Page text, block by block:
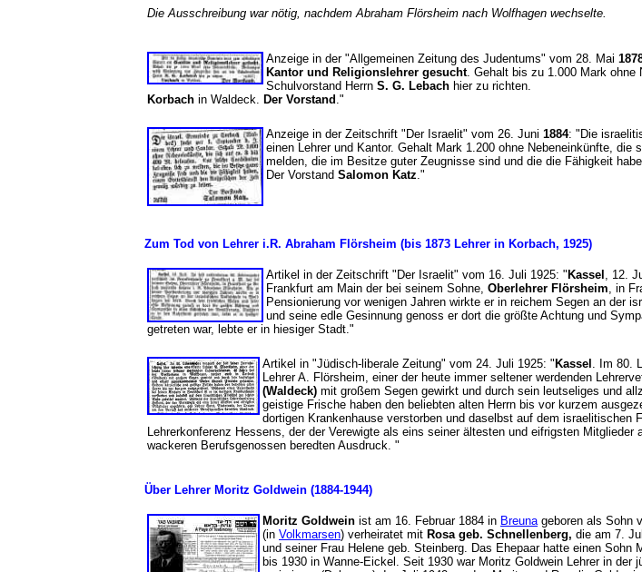
Die Ausschreibung war nötig, nachdem Abraham Flörsheim nach Wolfhagen wechselte.
Anzeige in der "Allgemeinen Zeitung des Judentums" vom 28. Mai
Kantor und Religionslehrer gesucht. Gehalt bis zu 1.000 Mark ohne
Schulvorstand Herrn S. G. Lebach hier zu richten.
Korbach in Waldeck. Der Vorstand ."
Anzeige in der Zeitschrift "Der Israelit" vom 26. Juni 1884: "Die
einen Lehrer und Kantor. Gehalt Mark 1.200 ohne Nebeneinkünfte,
melden, die im Besitze guter Zeugnisse sind und die die Fähigkeit
Der Vorstand Salomon Katz."
Zum Tod von Lehrer i.R. Abraham Flörsheim (bis 1873 Lehrer in Korbach, 1925)
Artikel in der Zeitschrift "Der Israelit" vom 16. Juli 1925: " Kassel , 12.
Frankfurt am Main der bei seinem Sohne, Oberlehrer Flörsheim, in
Pensionierung vor wenigen Jahren wirkte er in reichem Segen an der
und seine edle Gesinnung genoss er dort die größte Achtung und
getreten war, lebte er in hiesiger Stadt."
Artikel in "Jüdisch-liberale Zeitung" vom 24. Juli 1925: " Kassel . Im 80.
Lehrer A. Flörsheim, einer der heute immer seltener werdenden
(Waldeck) mit großem Segen gewirkt und durch sein leutseliges und
geistige Frische haben den beliebten alten Herrn bis vor kurzem
dortigen Krankenhause verstorben und daselbst auf dem
Lehrerkonferenz Hessens, der der Verewigte als eins seiner ältesten und eifrigsten Mitglieder
wackeren Berufsgenossen beredten Ausdruck. "
Über Lehrer Moritz Goldwein (1884-1944)
Moritz Goldwein ist am 16. Februar 1884 in Breunageboren als Sohn
(in Volkmarsen) verheiratet mit Rosa geb. Schnellenberg, die am 7.
und seiner Frau Helene geb. Steinberg. Das Ehepaar hatte einen
bis 1930 in Wanne-Eickel. Seit 1930 war Moritz Goldwein Lehrer in der